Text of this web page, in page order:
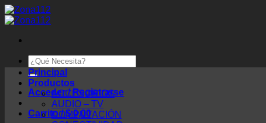
Saltar
al
Buscar
por:
Acceder / Registrarse
Carrito /$0,00
Principal
Productos
ACCESORIOS
AUDIO – TV
COMPUTACIÓN